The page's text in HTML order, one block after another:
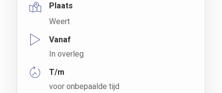
Plaats
Weert
Vanaf
In overleg
T/m
voor onbepaalde tijd